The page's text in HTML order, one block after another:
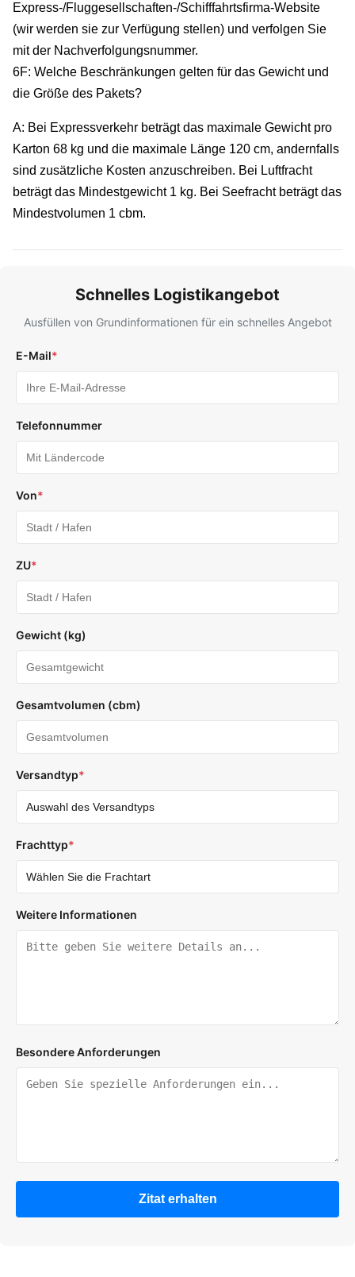
Express-/Fluggesellschaften-/Schifffahrtsfirma-Website
(wir werden sie zur Verfügung stellen) und verfolgen Sie
mit der Nachverfolgungsnummer.
6F: Welche Beschränkungen gelten für das Gewicht und
die Größe des Pakets?
A: Bei Expressverkehr beträgt das maximale Gewicht pro
Karton 68 kg und die maximale Länge 120 cm, andernfalls
sind zusätzliche Kosten anzuschreiben. Bei Luftfracht
beträgt das Mindestgewicht 1 kg. Bei Seefracht beträgt das
Mindestvolumen 1 cbm.
Schnelles Logistikangebot
Ausfüllen von Grundinformationen für ein schnelles Angebot
E-Mail*
Telefonnummer
Von*
ZU*
Gewicht (kg)
Gesamtvolumen (cbm)
Versandtyp*
Frachttyp*
Weitere Informationen
Besondere Anforderungen
Zitat erhalten